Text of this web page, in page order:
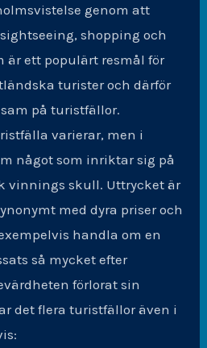
genom att
shopping och
är ett populärt resmål för
turister och därför
på turistfällor.
varierar, men i
något som inriktar sig på
vinnings skull. Uttrycket är
med dyra priser och
handla om en
så mycket efter
förlorat sin
det flera turistfällor även i